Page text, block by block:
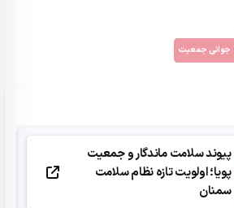
جوانی جمعیت
پیوند سلامت ماندگار و جمعیت
پویا؛ اولویت تازه نظام سلامت
سمنان